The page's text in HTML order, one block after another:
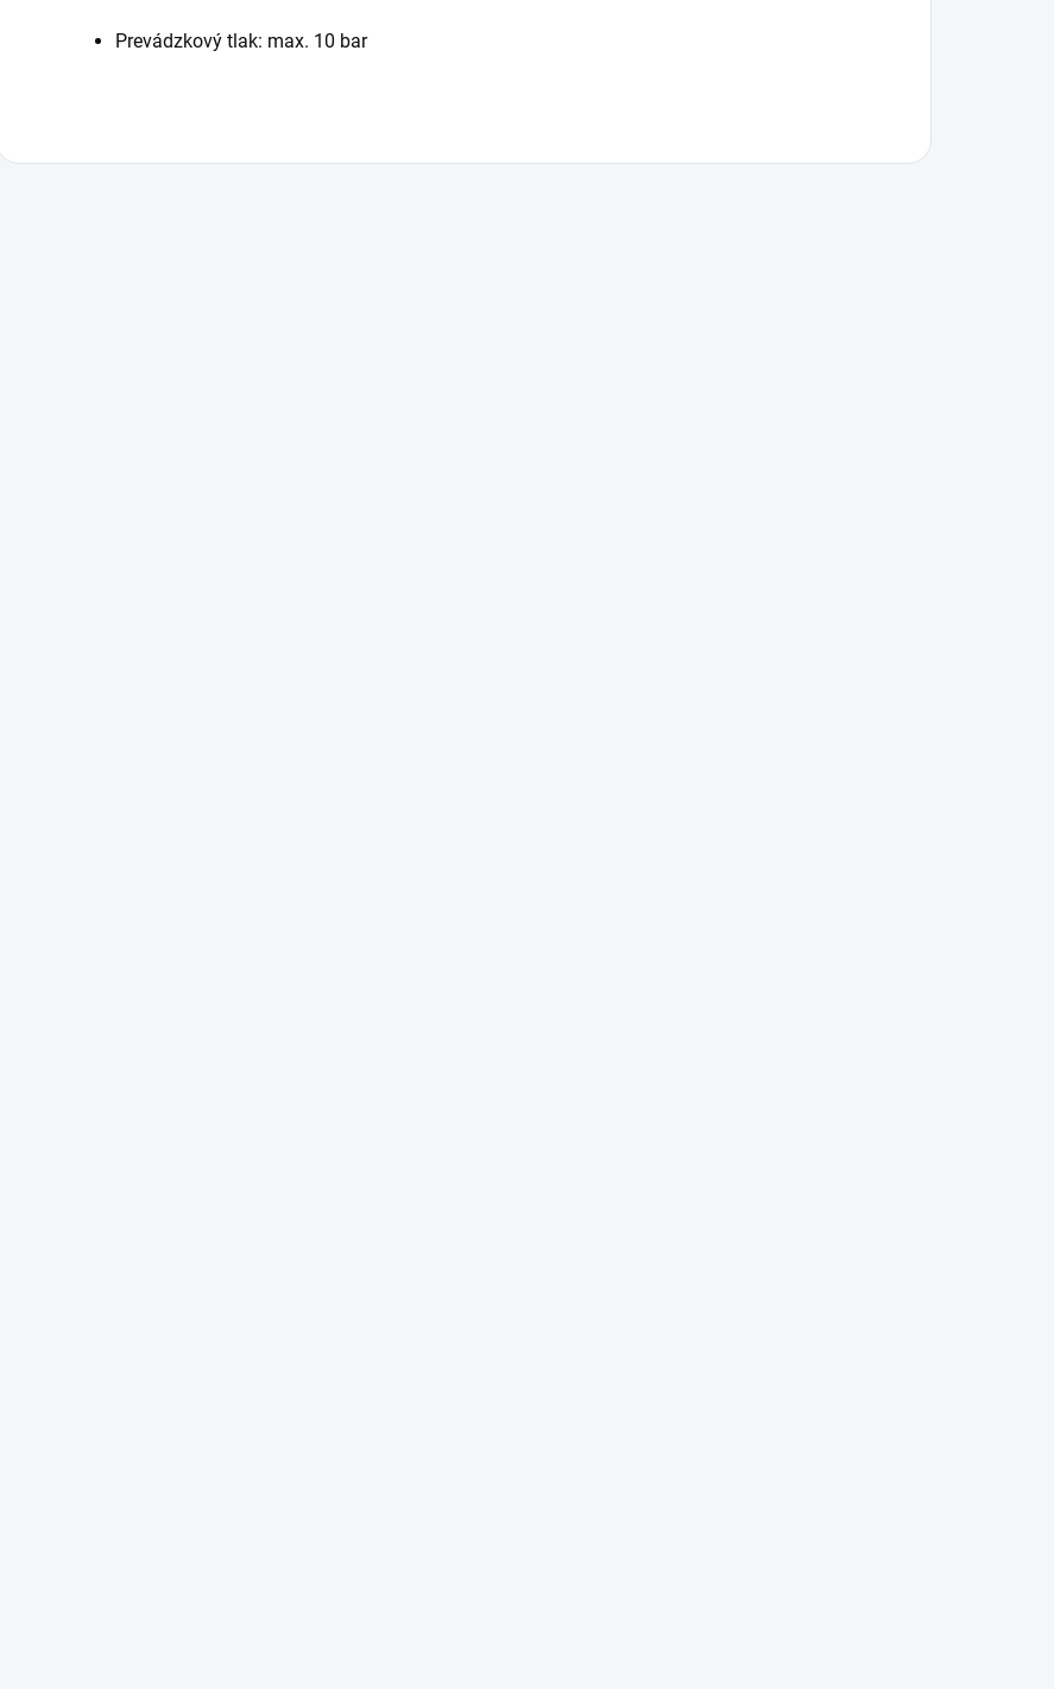
Prevádzkový tlak: max. 10 bar